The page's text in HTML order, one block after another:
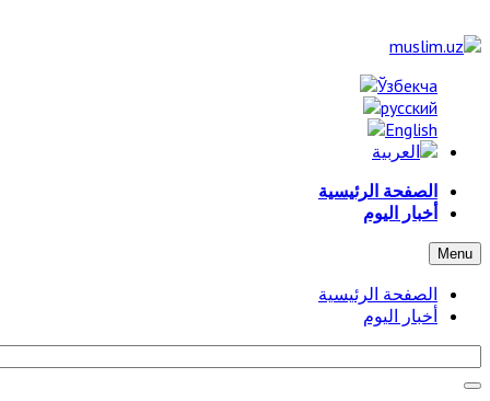
الصفحة الرئيسية
أخبار اليوم
Menu
الصفحة الرئيسية
أخبار اليوم